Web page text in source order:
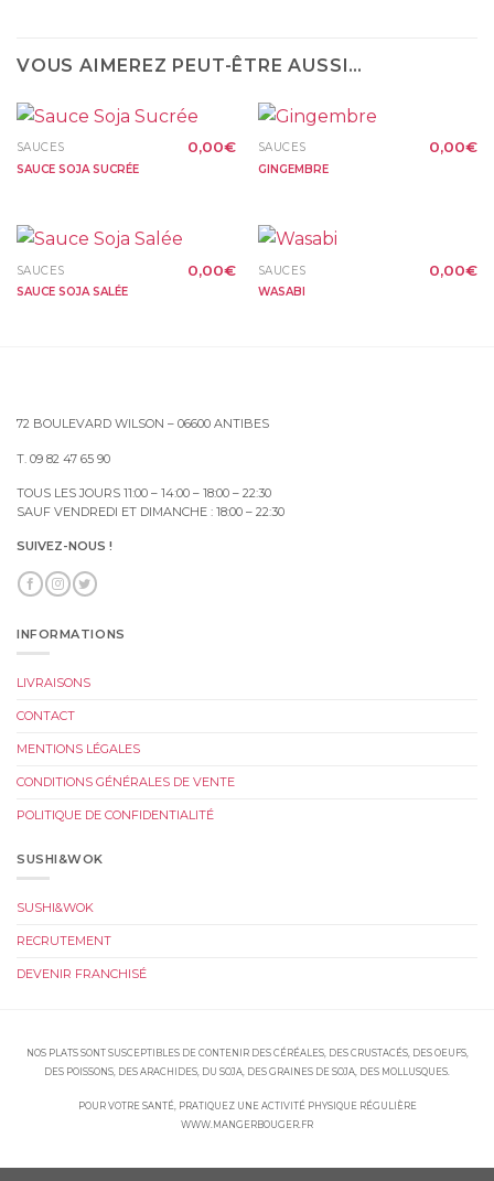
VOUS AIMEREZ PEUT-ÊTRE AUSSI…
SAUCES
SAUCE SOJA SUCRÉE
0,00€
SAUCES
GINGEMBRE
0,00€
SAUCES
SAUCE SOJA SALÉE
0,00€
SAUCES
WASABI
0,00€
72 BOULEVARD WILSON – 06600 ANTIBES
T. 09 82 47 65 90
TOUS LES JOURS 11:00 – 14:00 – 18:00 – 22:30
SAUF VENDREDI ET DIMANCHE : 18:00 – 22:30
SUIVEZ-NOUS !
INFORMATIONS
LIVRAISONS
CONTACT
MENTIONS LÉGALES
CONDITIONS GÉNÉRALES DE VENTE
POLITIQUE DE CONFIDENTIALITÉ
SUSHI&WOK
SUSHI&WOK
RECRUTEMENT
DEVENIR FRANCHISÉ
NOS PLATS SONT SUSCEPTIBLES DE CONTENIR DES CÉRÉALES, DES CRUSTACÉS, DES OEUFS,
DES POISSONS, DES ARACHIDES, DU SOJA, DES GRAINES DE SOJA, DES MOLLUSQUES.
POUR VOTRE SANTÉ, PRATIQUEZ UNE ACTIVITÉ PHYSIQUE RÉGULIÈRE
WWW.MANGERBOUGER.FR